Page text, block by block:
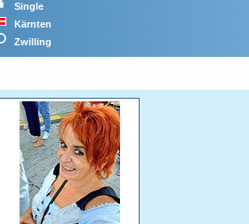
Single
Kärnten
Zwilling